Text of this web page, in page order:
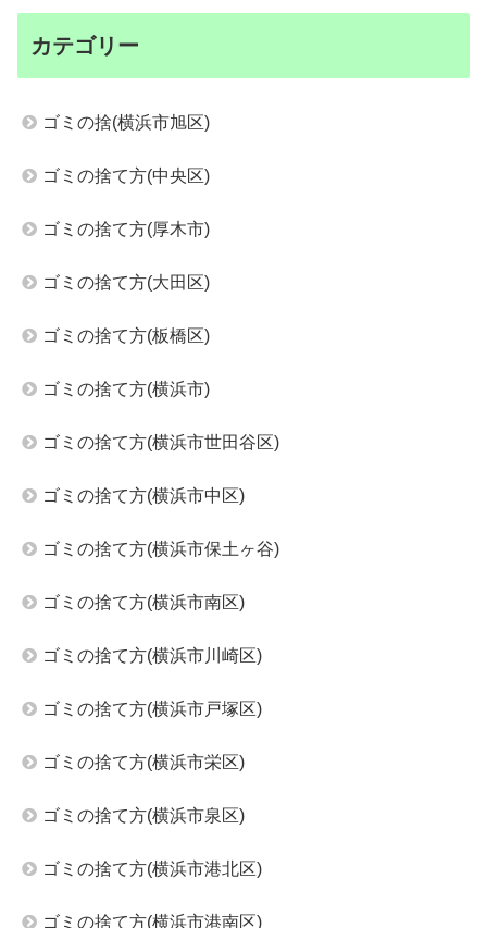
カテゴリー
ゴミの捨(横浜市旭区)
ゴミの捨て方(中央区)
ゴミの捨て方(厚木市)
ゴミの捨て方(大田区)
ゴミの捨て方(板橋区)
ゴミの捨て方(横浜市)
ゴミの捨て方(横浜市世田谷区)
ゴミの捨て方(横浜市中区)
ゴミの捨て方(横浜市保土ヶ谷)
ゴミの捨て方(横浜市南区)
ゴミの捨て方(横浜市川崎区)
ゴミの捨て方(横浜市戸塚区)
ゴミの捨て方(横浜市栄区)
ゴミの捨て方(横浜市泉区)
ゴミの捨て方(横浜市港北区)
ゴミの捨て方(横浜市港南区)